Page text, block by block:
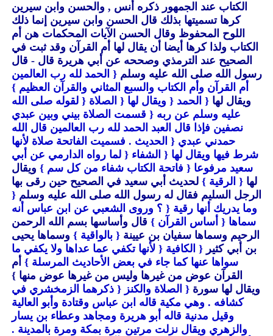
الكتاب عند الجمهور ذكره أنس , والحسن وابن سيرين
كرها تسميتها بذلك قال الحسن وابن سيرين إنما ذلك
اللوح المحفوظ وقال الحسن الآيات المحكمات هن أم
الكتاب ولذا كرها أيضا أن يقال لها أم القرآن وقد ثبت في
الصحيح عند الترمذي وصححه عن أبي هريرة قال - قال
رسول الله صلى الله عليه وسلم { الحمد لله رب العالمين
أم القرآن وأم الكتاب والسبع المثاني والقرآن العظيم }
ويقال لها { الحمد { ويقال لها { الصلاة { لقوله صلى الله
عليه وسلم عن ربه { قسمت الصلاة بيني وبين عبدي
نصفين فإذا قال العبد الحمد لله رب العالمين قال الله
حمدني عبدي { الحديث . فسميت الفاتحة صلاة لأنها
شرط فيها ويقال لها { الشفاء { لما رواه الدارمي عن أبي
سعيد مرفوعا { فاتحة الكتاب شفاء من كل سم } ويقال
لها { الرقية } لحديث أبي سعيد في الصحيح حين رقى بها
الرجل السليم فقال له رسول الله صلى الله عليه وسلم {
وما يدريك أنها رقية { ؟ وروى الشعبي عن ابن عباس أنه
سماها { أساس القرآن } قال وأساسها بسم الله الرحمن
الرحيم وسماها سفيان بن عيينة { بالواقية } وسماها يحيى
بن أبي كثير { الكافية { لأنها تكفي عما عداها ولا يكفي ما
سواها عنها كما جاء في بعض الأحاديث المرسلة } أم
القرآن عوض من غيرها وليس من غيرها عوض منها }
ويقال لها سورة { الصلاة والكنز { ذكرهما الزمخشري في
كشافه . وهي مكية قاله ابن عباس وقتادة وأبو العالية
وقيل مدنية قاله أبو هريرة ومجاهد وعطاء بن يسار
والزهري ويقال نزلت مرتين مرة بمكة ومرة بالمدينة .